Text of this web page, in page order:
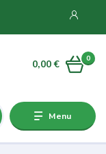
Menu
0
0,00 €